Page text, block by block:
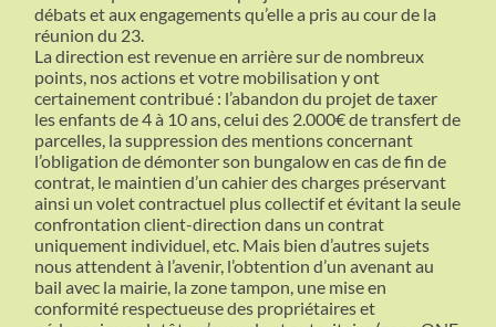
débats et aux engagements qu’elle a pris au cour de la
réunion du 23.
La direction est revenue en arrière sur de nombreux
points, nos actions et votre mobilisation y ont
certainement contribué : l’abandon du projet de taxer
les enfants de 4 à 10 ans, celui des 2.000€ de transfert de
parcelles, la suppression des mentions concernant
l’obligation de démonter son bungalow en cas de fin de
contrat, le maintien d’un cahier des charges préservant
ainsi un volet contractuel plus collectif et évitant la seule
confrontation client-direction dans un contrat
uniquement individuel, etc. Mais bien d’autres sujets
nous attendent à l’avenir, l’obtention d’un avenant au
bail avec la mairie, la zone tampon, une mise en
conformité respectueuse des propriétaires et